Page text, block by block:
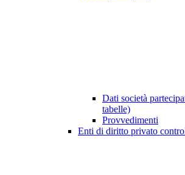
Dati società
tabelle)
Provvedimenti
Enti di diritto privato